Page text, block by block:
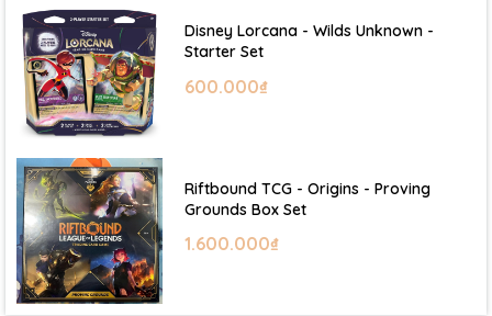
Disney Lorcana - Wilds Unknown -
Starter Set
600.000₫
Riftbound TCG - Origins - Proving
Grounds Box Set
1.600.000₫